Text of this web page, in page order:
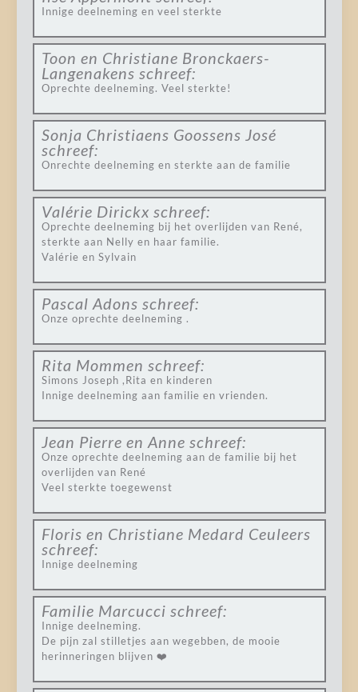
Innige deelneming en veel sterkte
Toon en Christiane Bronckaers-
Langenakens schreef:
Oprechte deelneming. Veel sterkte!
Sonja Christiaens Goossens José
schreef:
Onrechte deelneming en sterkte aan de familie
Valérie Dirickx schreef:
Oprechte deelneming bij het overlijden van René,
sterkte aan Nelly en haar familie.
Valérie en Sylvain
Pascal Adons schreef:
Onze oprechte deelneming .
Rita Mommen schreef:
Simons Joseph ,Rita en kinderen
Innige deelneming aan familie en vrienden.
Jean Pierre en Anne schreef:
Onze oprechte deelneming aan de familie bij het
overlijden van René
Veel sterkte toegewenst
Floris en Christiane Medard Ceuleers
schreef:
Innige deelneming
Familie Marcucci schreef:
Innige deelneming.
De pijn zal stilletjes aan wegebben, de mooie
herinneringen blijven ❤️